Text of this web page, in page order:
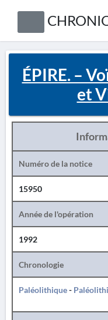
ÉPIRE. –
et
Numéro de la notice
15950
Année de l'opération
1992
Chronologie
Paléolithique-